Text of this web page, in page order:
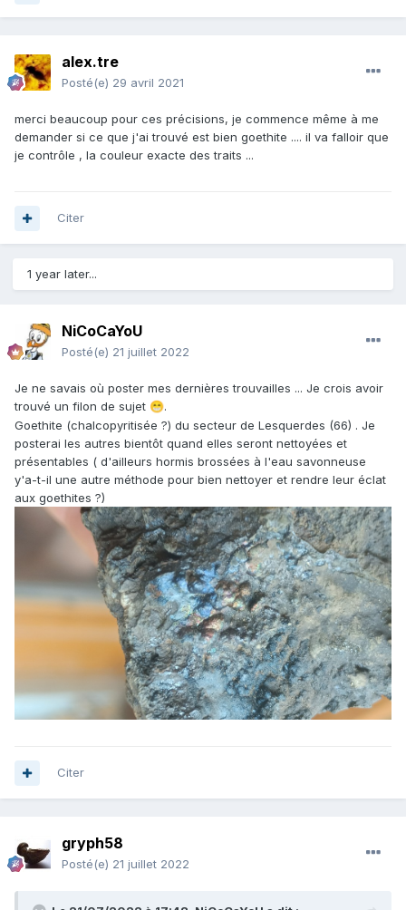
alex.tre
Posté(e) 29 avril 2021
merci beaucoup pour ces précisions, je commence même à me
demander si ce que j'ai trouvé est bien goethite .... il va falloir que
je contrôle , la couleur exacte des traits ...
Citer
1 year later...
NiCoCaYoU
Posté(e) 21 juillet 2022
Je ne savais où poster mes dernières trouvailles ... Je crois avoir
trouvé un filon de sujet 😁.
Goethite (chalcopyritisée ?) du secteur de Lesquerdes (66) . Je
posterai les autres bientôt quand elles seront nettoyées et
présentables ( d'ailleurs hormis brossées à l'eau savonneuse
y'a-t-il une autre méthode pour bien nettoyer et rendre leur éclat
aux goethites ?)
Citer
gryph58
Posté(e) 21 juillet 2022